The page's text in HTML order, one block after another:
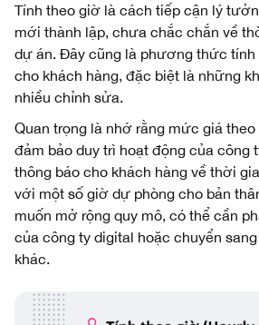
Tính theo giờ là cách tiếp cận lý
mới thành lập, chưa chắc chắn về
dự án. Đây cũng là phương thức
cho khách hàng, đặc biệt là những
nhiều chỉnh sửa.
Quan trọng là nhớ rằng mức giá
đảm bảo duy trì hoạt động của công
thông báo cho khách hàng về thời
với một số giờ dự phòng cho bản
muốn mở rộng quy mô, có thể cần
của công ty digital hoặc chuyển
khác.